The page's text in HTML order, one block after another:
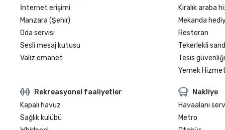
İnternet erişimi
Manzara (Şehir)
Oda servisi
Sesli mesaj kutusu
Valiz emanet
Kiralık araba
Mekanda
Restoran
Tekerlekli
Tesis güvenliği
Yemek
Rekreasyonel faaliyetler
Kapalı havuz
Sağlık kulübü
Nakliye
Havaalanı
Metro